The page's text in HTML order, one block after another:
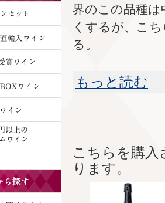
界のこの品種は
くするが、こ
る。
もっと読む
こちらを購
ります。